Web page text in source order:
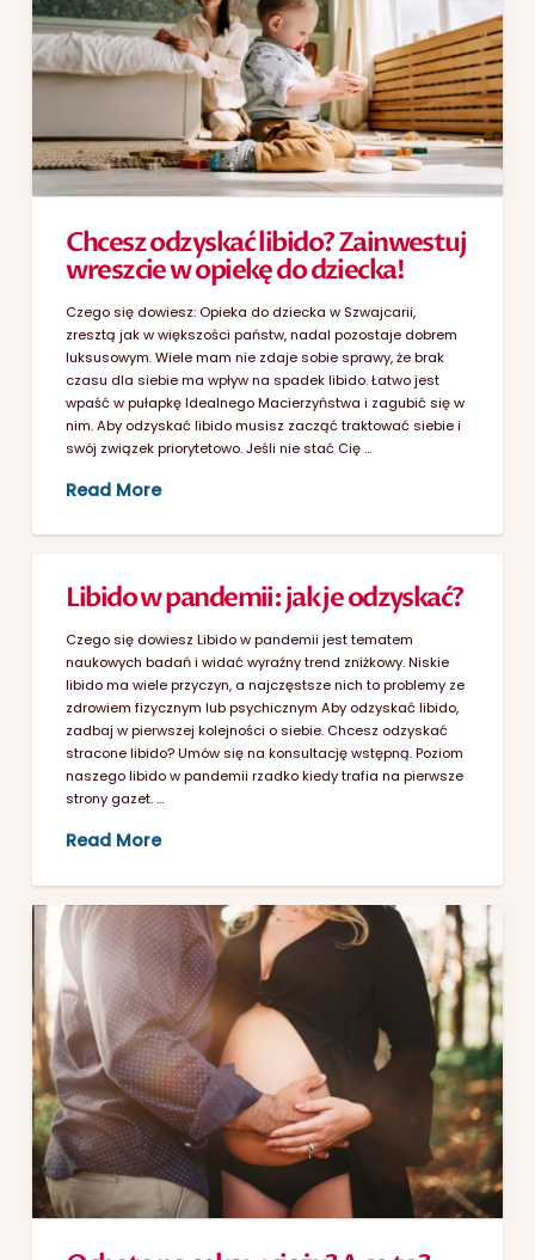
Chcesz odzyskać libido? Zainwestuj
wreszcie w opiekę do dziecka!
Czego się dowiesz: Opieka do dziecka w Szwajcarii,
zresztą jak w większości państw, nadal pozostaje dobrem
luksusowym. Wiele mam nie zdaje sobie sprawy, że brak
czasu dla siebie ma wpływ na spadek libido. Łatwo jest
wpaść w pułapkę Idealnego Macierzyństwa i zagubić się w
nim. Aby odzyskać libido musisz zacząć traktować siebie i
swój związek priorytetowo. Jeśli nie stać Cię …
Read More
Libido w pandemii: jak je odzyskać?
Czego się dowiesz Libido w pandemii jest tematem
naukowych badań i widać wyraźny trend zniżkowy. Niskie
libido ma wiele przyczyn, a najczęstsze nich to problemy ze
zdrowiem fizycznym lub psychicznym Aby odzyskać libido,
zadbaj w pierwszej kolejności o siebie. Chcesz odzyskać
stracone libido? Umów się na konsultację wstępną. Poziom
naszego libido w pandemii rzadko kiedy trafia na pierwsze
strony gazet. …
Read More